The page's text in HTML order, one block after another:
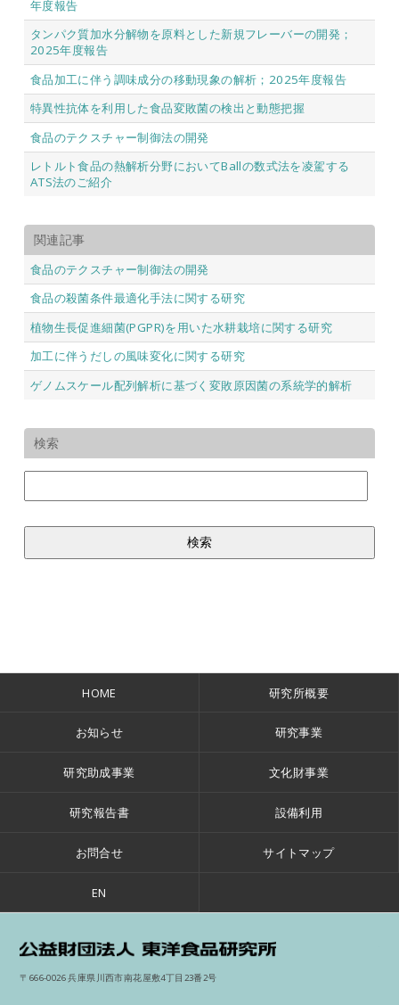
年度報告
タンパク質加水分解物を原料とした新規フレーバーの開発；
2025年度報告
食品加工に伴う調味成分の移動現象の解析；2025年度報告
特異性抗体を利用した食品変敗菌の検出と動態把握
食品のテクスチャー制御法の開発
レトルト食品の熱解析分野においてBallの数式法を凌駕する
ATS法のご紹介
関連記事
食品のテクスチャー制御法の開発
食品の殺菌条件最適化手法に関する研究
植物生長促進細菌(PGPR)を用いた水耕栽培に関する研究
加工に伴うだしの風味変化に関する研究
ゲノムスケール配列解析に基づく変敗原因菌の系統学的解析
検索
HOME 研究所概要
お知らせ 研究事業
研究助成事業 文化財事業
研究報告書 設備利用
お問合せ サイトマップ
EN
〒666-0026 兵庫県川西市南花屋敷4丁目23番2号